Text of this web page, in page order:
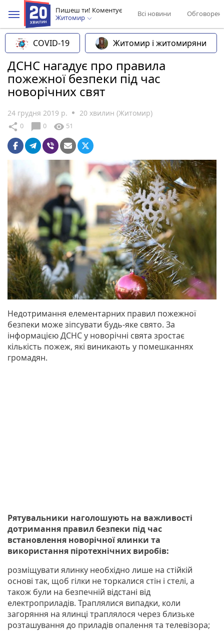
Пишеш ти! Коментує
Житомир
Всі новини
COVID-19 Житомир і житомиряни
ДСНС нагадує про правила
пожежної безпеки під час
новорічних свят
24 грудня 2019 р. 20 хвилин (Житомир)
share 0 chat_bubble 0 visibility 51
Недотримання елементарних правил пожежної
безпеки може зіпсувати будь-яке свято. За
інформацією ДСНС у новорічні свята зростає
кількість пожеж, які виникають у помешканнях
громадян.
Рятувальники наголошують на важливості
дотримання правил безпеки під час
встановлення новорічної ялинки та
використання піротехнічних виробів:
розміщувати ялинку необхідно лише на стійкій
основі так, щоб гілки не торкалися стін і стелі, а
також були на безпечній відстані від
електроприладів. Траплялися випадки, коли
загоряння на ялинці траплялося через близьке
розташування до приладів опалення та телевізора;